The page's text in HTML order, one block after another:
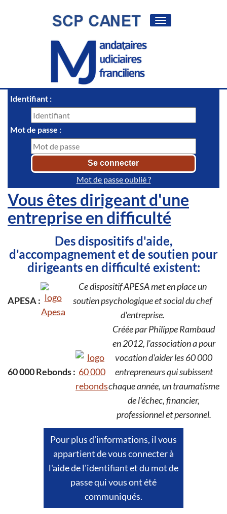
Toggle
Identifiant :
Mot de passe :
Mot de passe oublié ?
Vous êtes dirigeant d'une
entreprise en difficulté
Des dispositifs d'aide,
d'accompagnement et de soutien pour
dirigeants en difficulté existent:
APESA :
Ce dispositif APESA met en place un
soutien psychologique et social du chef
d'entreprise.
60 000 Rebonds :
Créée par Philippe Rambaud
en 2012, l'association a pour
vocation d'aider les 60 000
entrepreneurs qui subissent
chaque année, un traumatisme
de l'échec, financier,
professionnel et personnel.
Pour plus d'informations, il vous
appartient de vous connecter à
l'aide de l'identifiant et du mot de
passe qui vous ont été
communiqués.